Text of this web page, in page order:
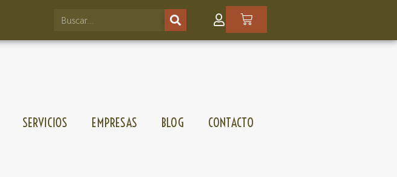
SERVICIOS EMPRESAS BLOG CONTACTO